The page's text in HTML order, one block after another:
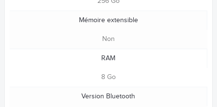
Mémoire extensible
Non
RAM
8 Go
Version Bluetooth